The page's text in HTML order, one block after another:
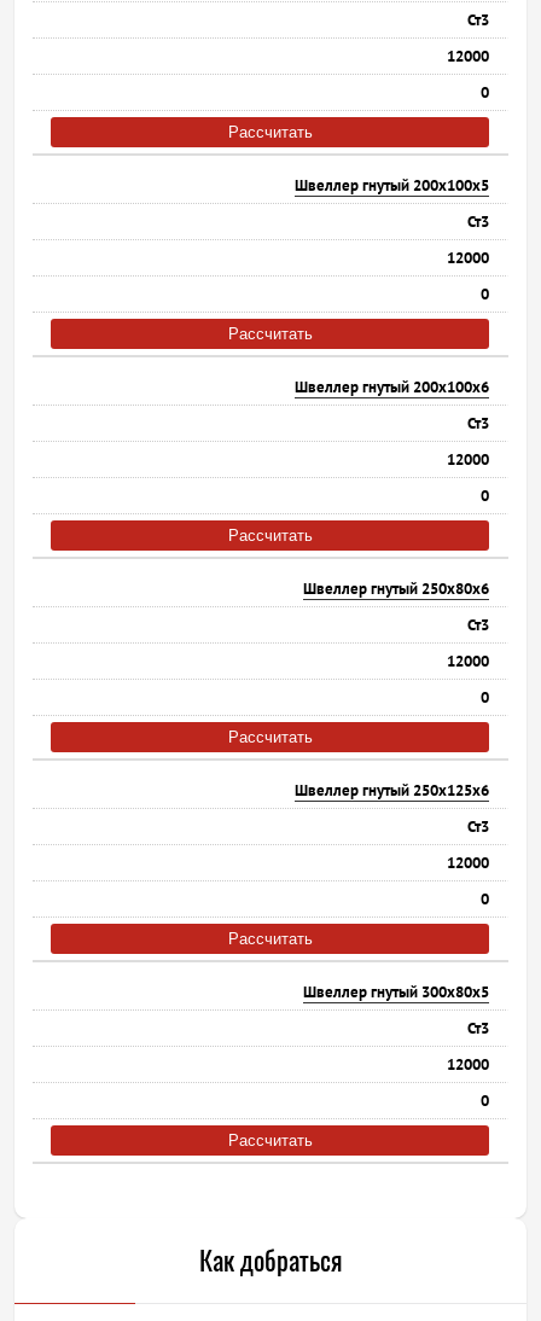
Ст3
12000
0
Рассчитать
Швеллер гнутый 200х100х5
Ст3
12000
0
Рассчитать
Швеллер гнутый 200х100х6
Ст3
12000
0
Рассчитать
Швеллер гнутый 250х80х6
Ст3
12000
0
Рассчитать
Швеллер гнутый 250х125х6
Ст3
12000
0
Рассчитать
Швеллер гнутый 300х80х5
Ст3
12000
0
Рассчитать
Как добраться